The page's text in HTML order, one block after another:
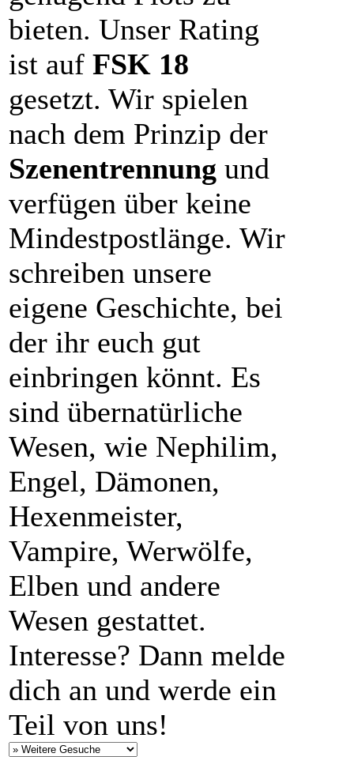
bieten. Unser Rating
ist auf FSK 18
gesetzt. Wir spielen
nach dem Prinzip der
Szenentrennung und
verfügen über keine
Mindestpostlänge. Wir
schreiben unsere
eigene Geschichte, bei
der ihr euch gut
einbringen könnt. Es
sind übernatürliche
Wesen, wie Nephilim,
Engel, Dämonen,
Hexenmeister,
Vampire, Werwölfe,
Elben und andere
Wesen gestattet.
Interesse? Dann melde
dich an und werde ein
Teil von uns!